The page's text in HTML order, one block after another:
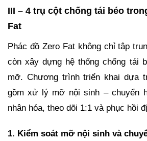
III – 4 trụ cột chống tái béo
Fat
Phác đồ Zero Fat không chỉ tập
còn xây dựng hệ thống chống tái
mỡ. Chương trình triển khai dựa
gồm xử lý mỡ nội sinh – chuyển
nhân hóa, theo dõi 1:1 và phục hồi
1. Kiểm soát mỡ nội sinh và